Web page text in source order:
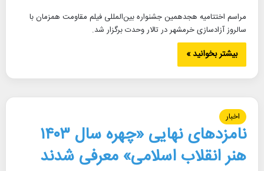
مراسم اختتامیه هجدهمین جشنواره بین‌المللی فیلم مقاومت همزمان با
سالروز آزادسازی خرمشهر در تالار وحدت برگزار شد.
بیشتر بخوانید »
اخبار
نامزدهای نهایی «چهره سال ۱۴۰۳
هنر انقلاب اسلامی» معرفی شدند